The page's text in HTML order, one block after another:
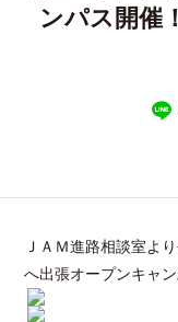
ンパス開催
ＪＡＭ進路相談室よ
へ出張オープンキャ